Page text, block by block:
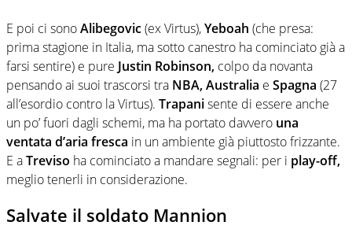
E poi ci sonoAlibegovic(ex Virtus),Yeboah (che presa:
prima stagione in Italia, ma sotto canestro ha cominciato già a
farsi sentire) e pure Justin Robinson, colpo da novanta
pensando ai suoi trascorsi tra NBA, Australia e Spagna (27
all’esordio contro la Virtus). Trapanisente di essere anche
un po’ fuori dagli schemi, ma ha portato davvero una
ventata d’aria fresca in un ambiente già piuttosto frizzante.
E aTreviso ha cominciato a mandare segnali: per i play-off,
meglio tenerli in considerazione.
Salvate il soldato Mannion